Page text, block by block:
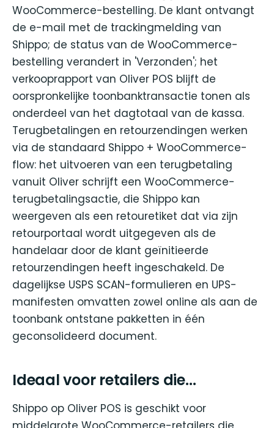
WooCommerce-bestelling. De klant ontvangt
de e-mail met de trackingmelding van
Shippo; de status van de WooCommerce-
bestelling verandert in 'Verzonden'; het
verkooprapport van Oliver POS blijft de
oorspronkelijke toonbanktransactie tonen als
onderdeel van het dagtotaal van de kassa.
Terugbetalingen en retourzendingen werken
via de standaard Shippo + WooCommerce-
flow: het uitvoeren van een terugbetaling
vanuit Oliver schrijft een WooCommerce-
terugbetalingsactie, die Shippo kan
weergeven als een retouretiket dat via zijn
retourportaal wordt uitgegeven als de
handelaar door de klant geïnitieerde
retourzendingen heeft ingeschakeld. De
dagelijkse USPS SCAN-formulieren en UPS-
manifesten omvatten zowel online als aan de
toonbank ontstane pakketten in één
geconsolideerd document.
Ideaal voor retailers die...
Shippo op Oliver POS is geschikt voor